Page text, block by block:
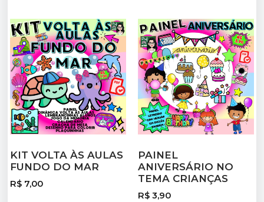
KIT VOLTA ÀS AULAS
FUNDO DO MAR
R$ 7,00
PAINEL
ANIVERSÁRIO NO
TEMA CRIANÇAS
R$ 3,90